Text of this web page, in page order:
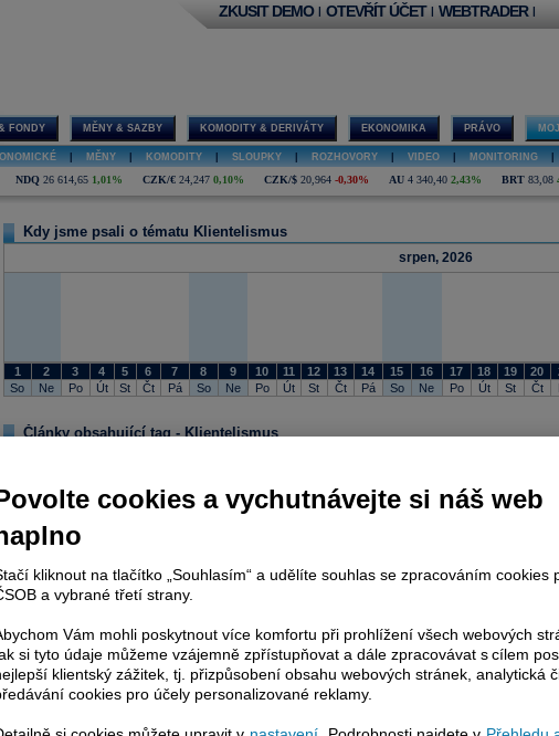
ZKUSIT DEMO | OTEVŘÍT ÚČET | WEBTRADER |
FONDY MĚNY & SAZBY KOMODITY & DERIVÁTY EKONOMIKA PRÁVO
MĚNY KOMODITY SLOUPKY ROZHOVORY VIDEO MONITORING
NDQ 26 614,65 1,01% CZK/€ 24,247 0,10% CZK/$ 20,964 -0,30% AU 4 340,40 2,43% BRT 83,08
Kdy jsme psali o tématu Klientelismus
srpen, 2026
1 2 3 4 5 6 7 8 9 10 11 12 13 14 15 16 17 18 19 20
So
Ne Po Út St Čt Pá So Ne Po Út St Čt Pá So Ne Po Út St Čt
Články obsahující tag - Klientelismus
Na světě existují stovky miliardářů, o nichž se předpokládá, že jejich bohatství pochází
cookies a vychutnávejte si náš web
kliknout na tlačítko „Souhlasím“ a udělíte souhlas se zpracováním cookies
a vybrané třetí strany.
Vám mohli poskytnout více komfortu při prohlížení všech webových
si tyto údaje můžeme vzájemně zpřístupňovat a dále zpracovávat s cílem
klientský zážitek, tj. přizpůsobení obsahu webových stránek, analytická
cookies pro účely personalizované reklamy.